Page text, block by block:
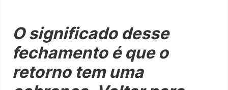
O significado desse
fechamento é que o
retorno tem uma